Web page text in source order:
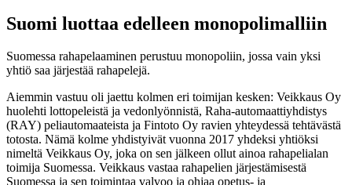
Suomi luottaa edelleen monopolimalliin
Suomessa rahapelaaminen perustuu monopoliin, jossa vain yksi
yhtiö saa järjestää rahapelejä.
Aiemmin vastuu oli jaettu kolmen eri toimijan kesken: Veikkaus Oy
huolehti lottopeleistä ja vedonlyönnistä, Raha-automaattiyhdistys
(RAY) peliautomaateista ja Fintoto Oy ravien yhteydessä tehtävästä
totosta. Nämä kolme yhdistyivät vuonna 2017 yhdeksi yhtiöksi
nimeltä Veikkaus Oy, joka on sen jälkeen ollut ainoa rahapelialan
toimija Suomessa. Veikkaus vastaa rahapelien järjestämisestä
Suomessa ja sen toimintaa valvoo ja ohjaa opetus- ja